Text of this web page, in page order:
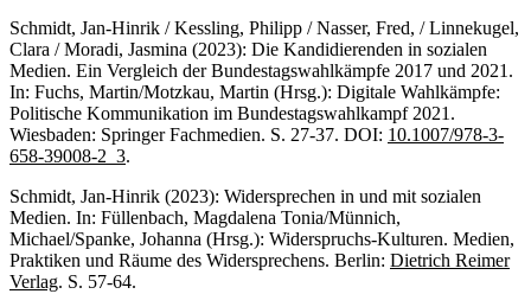
Schmidt, Jan-Hinrik / Kessling, Philipp / Nasser, Fred, / Linnekugel,
Clara / Moradi, Jasmina (2023): Die Kandidierenden in sozialen
Medien. Ein Vergleich der Bundestagswahlkämpfe 2017 und 2021.
In: Fuchs, Martin/Motzkau, Martin (Hrsg.): Digitale Wahlkämpfe:
Politische Kommunikation im Bundestagswahlkampf 2021.
Wiesbaden: Springer Fachmedien. S. 27-37. DOI: 10.1007/978-3-
658-39008-2_3.
Schmidt, Jan-Hinrik (2023): Widersprechen in und mit sozialen
Medien. In: Füllenbach, Magdalena Tonia/Münnich,
Michael/Spanke, Johanna (Hrsg.): Widerspruchs-Kulturen. Medien,
Praktiken und Räume des Widersprechens. Berlin: Dietrich Reimer
Verlag. S. 57-64.